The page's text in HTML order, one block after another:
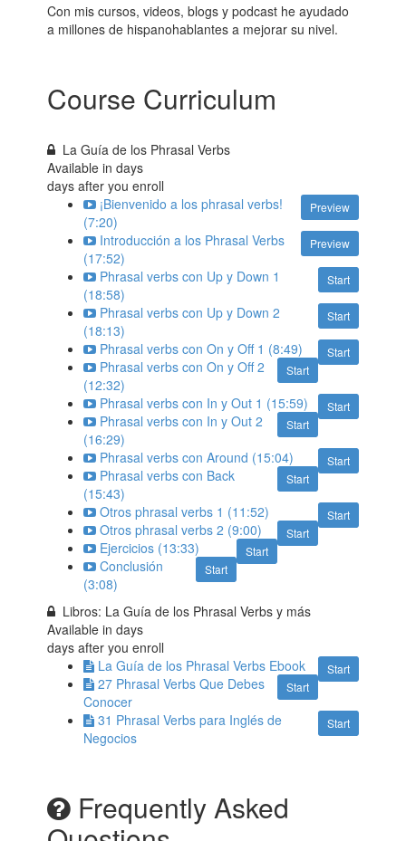
Con mis cursos, videos, blogs y podcast he ayudado
a millones de hispanohablantes a mejorar su nivel.
Course Curriculum
La Guía de los Phrasal Verbs
Available indays
days after you enroll
Preview
¡Bienvenido a los phrasal verbs!
(7:20)
Preview
Introducción a los Phrasal Verbs
(17:52)
Start
Phrasal verbs con Up y Down 1
(18:58)
Start
Phrasal verbs con Up y Down 2
(18:13)
Start
Phrasal verbs con On y Off 1 (8:49)
Start
Phrasal verbs con On y Off 2
(12:32)
Start
Phrasal verbs con In y Out 1 (15:59)
Start
Phrasal verbs con In y Out 2
(16:29)
Start
Phrasal verbs con Around (15:04)
Start
Phrasal verbs con Back
(15:43)
Start
Otros phrasal verbs 1 (11:52)
Start
Otros phrasal verbs 2 (9:00)
Start
Ejercicios (13:33)
Start
Conclusión
(3:08)
Libros: La Guía de los Phrasal Verbs y más
Available indays
days after you enroll
Start
La Guía de los Phrasal Verbs Ebook
Start
27 Phrasal Verbs Que Debes
Conocer
Start
31 Phrasal Verbs para Inglés de
Negocios
Frequently Asked